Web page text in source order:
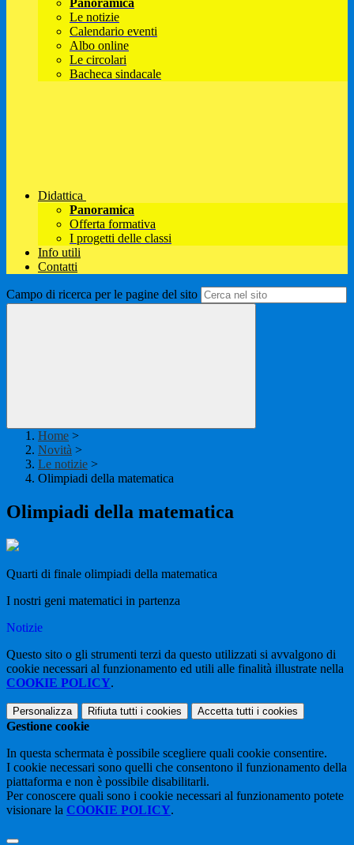
Panoramica
Le notizie
Calendario eventi
Albo online
Le circolari
Bacheca sindacale
Didattica
Panoramica
Offerta formativa
I progetti delle classi
Info utili
Contatti
Campo di ricerca per le pagine del sito
Home >
Novità >
Le notizie >
Olimpiadi della matematica
Olimpiadi della matematica
Quarti di finale olimpiadi della matematica
I nostri geni matematici in partenza
Notizie
Questo sito o gli strumenti terzi da questo utilizzati si avvalgono di
cookie necessari al funzionamento ed utili alle finalità illustrate nella
COOKIE POLICY.
Personalizza Rifiuta tutti i cookies Accetta tutti i cookies
Gestione cookie
In questa schermata è possibile scegliere quali cookie consentire.
I cookie necessari sono quelli che consentono il funzionamento della
piattaforma e non è possibile disabilitarli.
Per conoscere quali sono i cookie necessari al funzionamento potete
visionare la COOKIE POLICY.